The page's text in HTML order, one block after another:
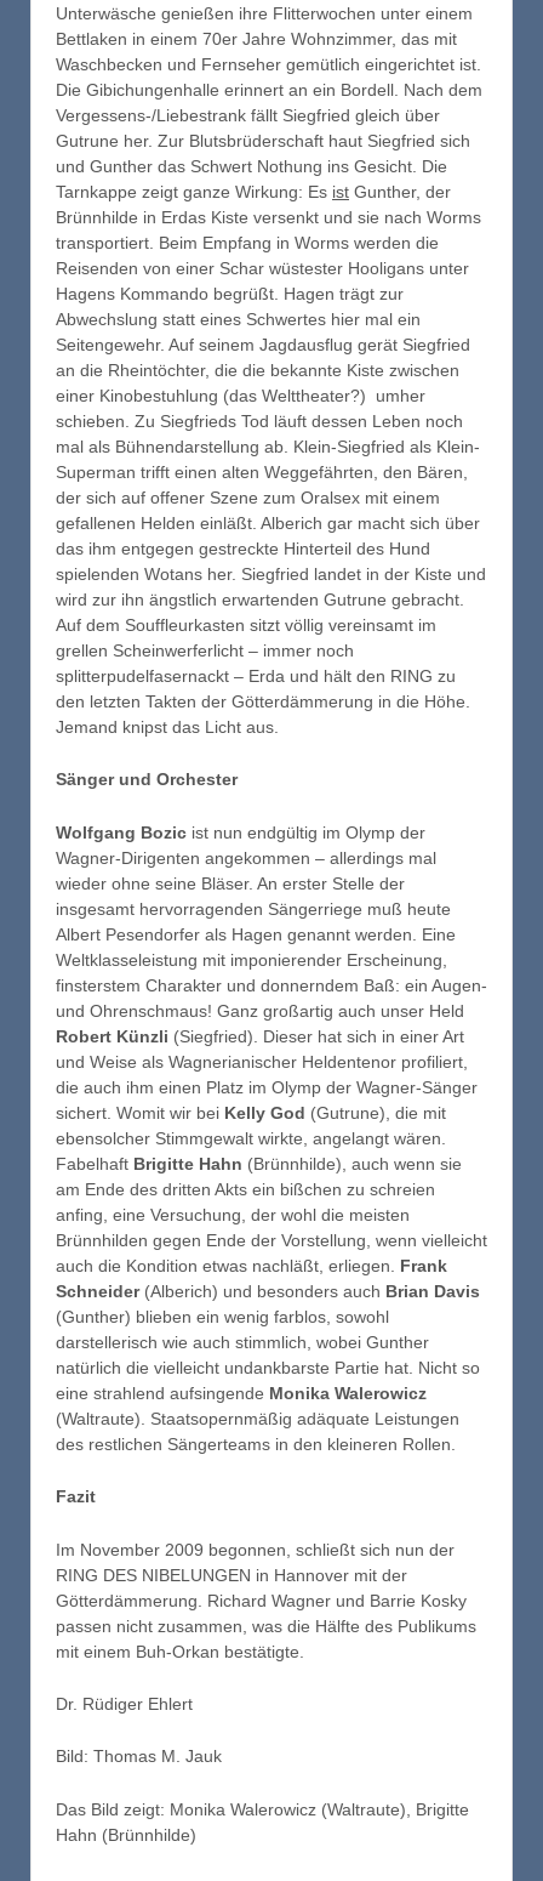
Unterwäsche genießen ihre Flitterwochen unter einem
Bettlaken in einem 70er Jahre Wohnzimmer, das mit
Waschbecken und Fernseher gemütlich eingerichtet ist.
Die Gibichungenhalle erinnert an ein Bordell. Nach dem
Vergessens-/Liebestrank fällt Siegfried gleich über
Gutrune her. Zur Blutsbrüderschaft haut Siegfried sich
und Gunther das Schwert Nothung ins Gesicht. Die
Tarnkappe zeigt ganze Wirkung: Es ist Gunther, der
Brünnhilde in Erdas Kiste versenkt und sie nach Worms
transportiert. Beim Empfang in Worms werden die
Reisenden von einer Schar wüstester Hooligans unter
Hagens Kommando begrüßt. Hagen trägt zur
Abwechslung statt eines Schwertes hier mal ein
Seitengewehr. Auf seinem Jagdausflug gerät Siegfried
an die Rheintöchter, die die bekannte Kiste zwischen
einer Kinobestuhlung (das Welttheater?) umher
schieben. Zu Siegfrieds Tod läuft dessen Leben noch
mal als Bühnendarstellung ab. Klein-Siegfried als Klein-
Superman trifft einen alten Weggefährten, den Bären,
der sich auf offener Szene zum Oralsex mit einem
gefallenen Helden einläßt. Alberich gar macht sich über
das ihm entgegen gestreckte Hinterteil des Hund
spielenden Wotans her. Siegfried landet in der Kiste und
wird zur ihn ängstlich erwartenden Gutrune gebracht.
Auf dem Souffleurkasten sitzt völlig vereinsamt im
grellen Scheinwerferlicht – immer noch
splitterpudelfasernackt – Erda und hält den RING zu
den letzten Takten der Götterdämmerung in die Höhe.
Jemand knipst das Licht aus.
Sänger und Orchester
Wolfgang Bozic ist nun endgültig im Olymp der
Wagner-Dirigenten angekommen – allerdings mal
wieder ohne seine Bläser. An erster Stelle der
insgesamt hervorragenden Sängerriege muß heute
Albert Pesendorfer als Hagen genannt werden. Eine
Weltklasseleistung mit imponierender Erscheinung,
finsterstem Charakter und donnerndem Baß: ein Augen-
und Ohrenschmaus! Ganz großartig auch unser Held
Robert Künzli (Siegfried). Dieser hat sich in einer Art
und Weise als Wagnerianischer Heldentenor profiliert,
die auch ihm einen Platz im Olymp der Wagner-Sänger
sichert. Womit wir bei Kelly God (Gutrune), die mit
ebensolcher Stimmgewalt wirkte, angelangt wären.
Fabelhaft Brigitte Hahn (Brünnhilde), auch wenn sie
am Ende des dritten Akts ein bißchen zu schreien
anfing, eine Versuchung, der wohl die meisten
Brünnhilden gegen Ende der Vorstellung, wenn vielleicht
auch die Kondition etwas nachläßt, erliegen. Frank
Schneider(Alberich) und besonders auch Brian Davis
(Gunther) blieben ein wenig farblos, sowohl
darstellerisch wie auch stimmlich, wobei Gunther
natürlich die vielleicht undankbarste Partie hat. Nicht so
eine strahlend aufsingende Monika Walerowicz
(Waltraute). Staatsopernmäßig adäquate Leistungen
des restlichen Sängerteams in den kleineren Rollen.
Fazit
Im November 2009 begonnen, schließt sich nun der
RING DES NIBELUNGEN in Hannover mit der
Götterdämmerung. Richard Wagner und Barrie Kosky
passen nicht zusammen, was die Hälfte des Publikums
mit einem Buh-Orkan bestätigte.
Dr. Rüdiger Ehlert
Bild: Thomas M. Jauk
Das Bild zeigt: Monika Walerowicz (Waltraute), Brigitte
Hahn (Brünnhilde)